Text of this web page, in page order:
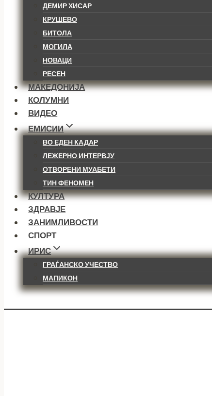
ДЕМИР ХИСАР
КРУШЕВО
БИТОЛА
МОГИЛА
НОВАЦИ
РЕСЕН
МАКЕДОНИЈА
КОЛУМНИ
ВИДЕО
ЕМИСИИ
ВО ЕДЕН КАДАР
ЛЕЖЕРНО ИНТЕРВЈУ
ОТВОРЕНИ МУАБЕТИ
ТИН ФЕНОМЕН
КУЛТУРА
ЗДРАВЈЕ
ЗАНИМЛИВОСТИ
СПОРТ
ИРИС
ГРАЃАНСКО УЧЕСТВО
МАПИКОН